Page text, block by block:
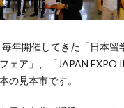
年開催してきた「日本留
ェア」、「JAPAN EXPO
の見本市です。